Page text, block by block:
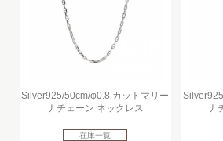
Silver925/50cm/φ0.8 カットマリー
ナチェーン ネックレス
在庫一覧
ナ